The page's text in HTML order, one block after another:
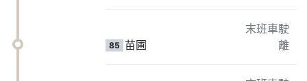
85 苗圃
末班車駛
離